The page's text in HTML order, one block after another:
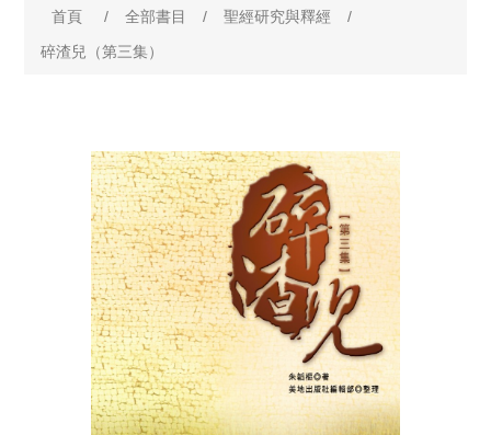
首頁 / 全部書目 / 聖經研究與釋經
/
碎渣兒（第三集）